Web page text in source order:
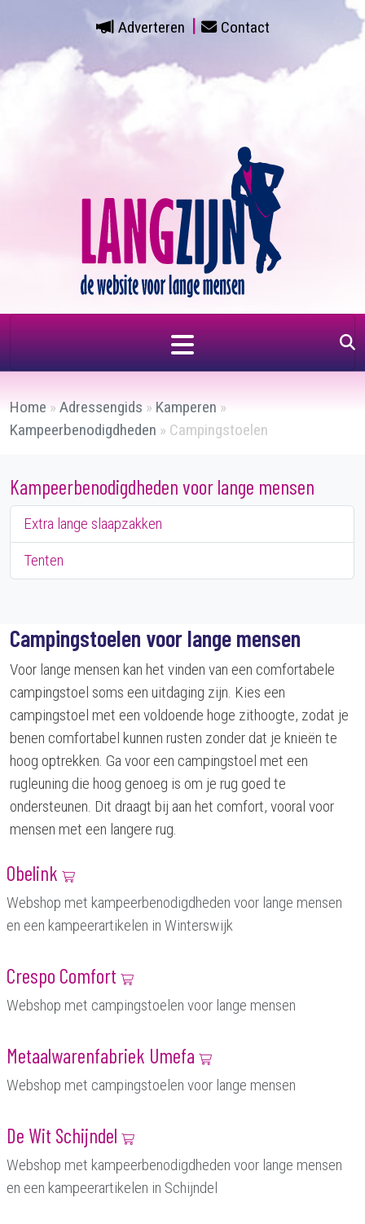
Adverteren Contact
Home » Adressengids » Kamperen »
Kampeerbenodigdheden » Campingstoelen
Kampeerbenodigdheden voor lange mensen
Extra lange slaapzakken
Tenten
Campingstoelen voor lange mensen
Voor lange mensen kan het vinden van een comfortabele
campingstoel soms een uitdaging zijn. Kies een
campingstoel met een voldoende hoge zithoogte, zodat je
benen comfortabel kunnen rusten zonder dat je knieën te
hoog optrekken. Ga voor een campingstoel met een
rugleuning die hoog genoeg is om je rug goed te
ondersteunen. Dit draagt bij aan het comfort, vooral voor
mensen met een langere rug.
Obelink
Webshop met kampeerbenodigdheden voor lange mensen
en een kampeerartikelen in Winterswijk
Crespo Comfort
Webshop met campingstoelen voor lange mensen
Metaalwarenfabriek Umefa
Webshop met campingstoelen voor lange mensen
De Wit Schijndel
Webshop met kampeerbenodigdheden voor lange mensen
en een kampeerartikelen in Schijndel